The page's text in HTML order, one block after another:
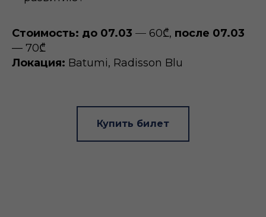
Стоимость: до 07.03 — 60₾, п‌осле 07.03
— 70₾
Локация: Batumi, Radisson Blu
Купить билет